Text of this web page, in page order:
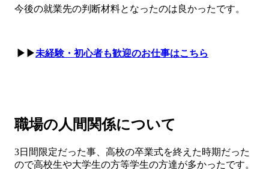
今後の就業先の判断材料となったのは良かったです。
▶▶未経験・初心者も歓迎のお仕事はこちら
職場の人間関係について
3日間限定だった事、高校の卒業式を終えた時期だった
ので高校生や大学生の方等学生の方達が多かったです。